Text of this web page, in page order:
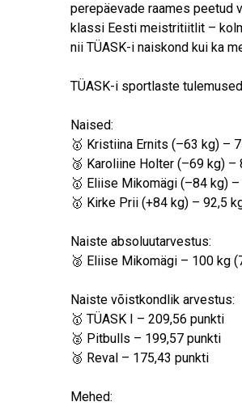
perepäevade raames peetud
klassi Eesti meistritiitlit –
nii TÜASK-i naiskond kui ka
TÜASK-i sportlaste
Naised:
🥇 Kristiina Ernits (–63 kg) –
🥉 Karoliine Holter (–69 kg) –
🥇 Eliise Mikomägi (–84 kg)
🥇 Kirke Prii (+84 kg) – 92,5
Naiste absoluutarvestus:
🥈 Eliise Mikomägi – 100 kg
Naiste võistkondlik arvestus:
🥇 TÜASK I – 209,56 punkti
🥈 Pitbulls – 199,57 punkti
🥉 Reval – 175,43 punkti
Mehed: